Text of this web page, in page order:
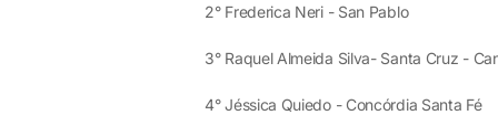
2° Frederica Neri - San Pablo
3° Raquel Almeida Silva- Santa Cruz -
4° Jéssica Quiedo - Concórdia Santa Fé